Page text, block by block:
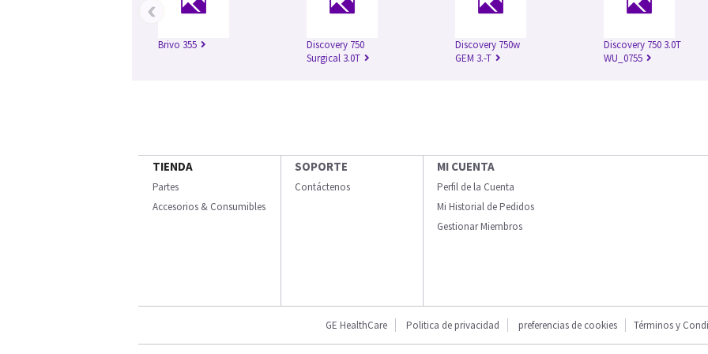
Brivo 355
Discovery 750
Surgical 3.0T
Discovery 750w
GEM 3.-T
Discovery 750 3.0T
WU_0755
‹
TIENDA
Partes
Accesorios & Consumibles
SOPORTE
Contáctenos
MI CUENTA
Perfil de la Cuenta
Mi Historial de Pedidos
Gestionar Miembros
GE HealthCare Politica de privacidad preferencias de cookies Términos y